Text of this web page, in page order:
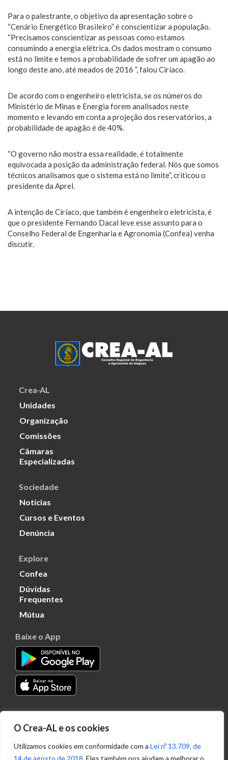
O Crea-AL e os cookies
Utilizamos cookies em conformidade com a Lei nº 13.709, de
14 de agosto de 2018 . Eles também nos ajudam a melhorar o
Para o palestrante, o objetivo da apresentação sobre o
“Cenário Energético Brasileiro” é conscientizar a população.
“Precisamos conscientizar as pessoas como estamos
consumindo a energia elétrica. Os dados mostram o consumo
está no limite e temos a probabilidade de sofrer um apagão ao
longo deste ano, até meados de 2016 ”, falou Ciríaco.
De acordo com o engenheiro eletricista, se os números do
Ministério de Minas e Energia forem analisados neste
momento e levando em conta a projeção dos reservatórios, a
probabilidade de apagão é de 40%.
“O governo não mostra essa realidade, é totalmente
equivocada a posição da administração federal. Nós que somos
técnicos analisamos que o sistema está no limite”, criticou o
presidente da Aprel.
A intenção de Ciríaco, que também é engenheiro eletricista, é
que o presidente Fernando Dacal leve esse assunto para o
Conselho Federal de Engenharia e Agronomia (Confea) venha
discutir.
Crea-AL
Unidades
Organização
Comissões
Câmaras
Especializadas
Sociedade
Notícias
Cursos e Eventos
Denúncia
Explore
Confea
Dúvidas
Frequentes
Mútua
Baixe o App
Transparência
Portal
Acesso à
Informação